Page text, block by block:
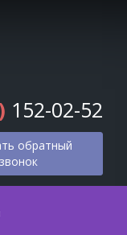
152-02-52
обратный
звонок